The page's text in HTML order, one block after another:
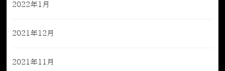
2022年1月
2021年12月
2021年11月